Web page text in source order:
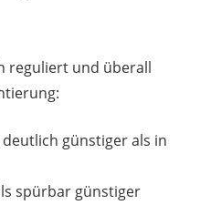
reguliert und überall
deutlich günstiger als in
spürbar günstiger